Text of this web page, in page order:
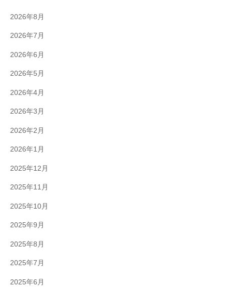
2026年8月
2026年7月
2026年6月
2026年5月
2026年4月
2026年3月
2026年2月
2026年1月
2025年12月
2025年11月
2025年10月
2025年9月
2025年8月
2025年7月
2025年6月